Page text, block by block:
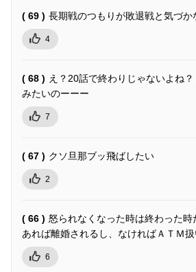
( 69 ) 長期戦のつもりが敗退戦と気づか
4
( 68 ) え？20話で終わりじゃないよね
みたいのーーー
7
( 67 ) クソ旦那ブッ飛ばしたい
2
( 66 ) 怒られなくなった時は終わった
あれば離婚されるし、なければＡＴＭ
6